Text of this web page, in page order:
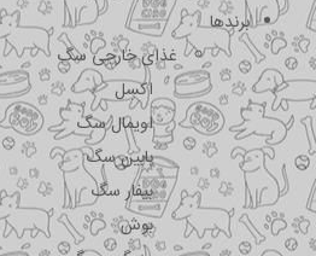
برندها
غذای خارجی سگ
اکسل
اویمال سگ
بابین سگ
بیفار سگ
بوش